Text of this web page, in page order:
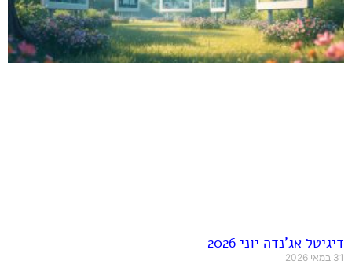
דיגיטל אג'נדה יוני 2026
31 במאי 2026